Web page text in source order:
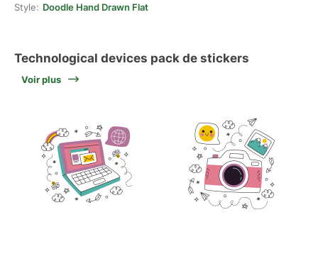
Style: Doodle Hand Drawn Flat
Technological devices pack de stickers
Voir plus